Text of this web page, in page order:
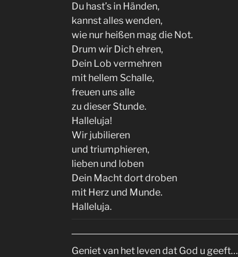
Du hast’s in Händen,
kannst alles wenden,
wie nur heißen mag die Not.
Drum wir Dich ehren,
Dein Lob vermehren
mit hellem Schalle,
freuen uns alle
zu dieser Stunde.
Halleluja!
Wir jubilieren
und triumphieren,
lieben und loben
Dein Macht dort droben
mit Herz und Munde.
Halleluja.
Geniet van het leven dat God u geeft…